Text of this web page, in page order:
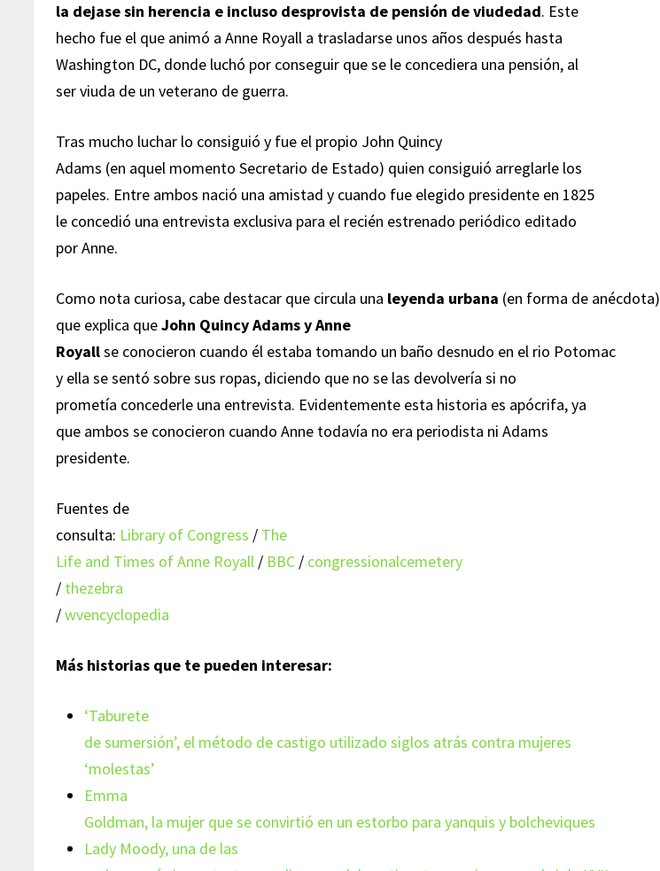
la dejase sin herencia e incluso desprovista de pensión de viudedad. Este
hecho fue el que animó a Anne Royall a trasladarse unos años después hasta
Washington DC, donde luchó por conseguir que se le concediera una pensión, al
ser viuda de un veterano de guerra.
Tras mucho luchar lo consiguió y fue el propio John Quincy
Adams (en aquel momento Secretario de Estado) quien consiguió arreglarle los
papeles. Entre ambos nació una amistad y cuando fue elegido presidente en 1825
le concedió una entrevista exclusiva para el recién estrenado periódico editado
por Anne.
Como nota curiosa, cabe destacar que circula una leyenda urbana (en forma de anécdota)
que explica queJohn Quincy Adams y Anne
Royallse conocieron cuando él estaba tomando un baño desnudo en el rio Potomac
y ella se sentó sobre sus ropas, diciendo que no se las devolvería si no
prometía concederle una entrevista. Evidentemente esta historia es apócrifa, ya
que ambos se conocieron cuando Anne todavía no era periodista ni Adams
presidente.
Fuentes de
consulta: Library of Congress / The
Life and Times of Anne Royall / BBC / congressionalcemetery
/ thezebra
/wvencyclopedia
Más historias que te pueden interesar:
‘Taburete
de sumersión’, el método de castigo utilizado siglos atrás contra mujeres
‘molestas’
Emma
Goldman, la mujer que se convirtió en un estorbo para yanquis y bolcheviques
Lady Moody, una de las